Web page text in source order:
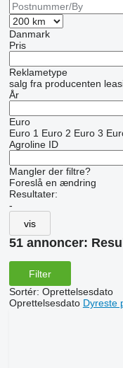
Danmark
Pris
Reklametype
salg fra producenten
År
Euro
Euro 1 Euro 2 Euro 3
Agroline ID
Mangler der filtre?
Foreslå en ændring
Resultater:
-
vis
51 annoncer:
Filter
Sortér: Oprettelsesdato
Oprettelsesdato Dyreste